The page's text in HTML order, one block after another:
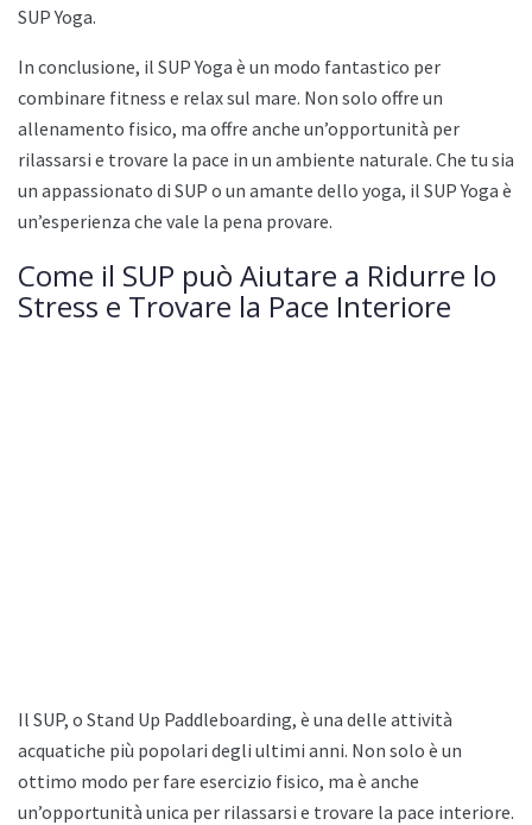
SUP Yoga.
In conclusione, il SUP Yoga è un modo fantastico per
combinare fitness e relax sul mare. Non solo offre un
allenamento fisico, ma offre anche un’opportunità per
rilassarsi e trovare la pace in un ambiente naturale. Che tu sia
un appassionato di SUP o un amante dello yoga, il SUP Yoga è
un’esperienza che vale la pena provare.
Come il SUP può Aiutare a Ridurre lo
Stress e Trovare la Pace Interiore
Il SUP, o Stand Up Paddleboarding, è una delle attività
acquatiche più popolari degli ultimi anni. Non solo è un
ottimo modo per fare esercizio fisico, ma è anche
un’opportunità unica per rilassarsi e trovare la pace interiore.